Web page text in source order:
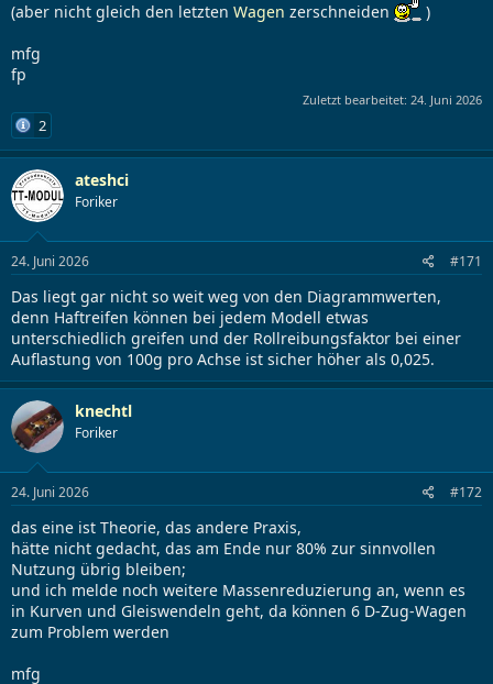
(aber nicht gleich den letzten Wagen zerschneiden
)
mfg
fp
Zuletzt bearbeitet: 24. Juni 2026
2
ateshci
Foriker
24. Juni 2026 #171
Das liegt gar nicht so weit weg von den Diagrammwerten,
denn Haftreifen können bei jedem Modell etwas
unterschiedlich greifen und der Rollreibungsfaktor bei einer
Auflastung von 100g pro Achse ist sicher höher als 0,025.
knechtl
Foriker
24. Juni 2026 #172
das eine ist Theorie, das andere Praxis,
hätte nicht gedacht, das am Ende nur 80% zur sinnvollen
Nutzung übrig bleiben;
und ich melde noch weitere Massenreduzierung an, wenn es
in Kurven und Gleiswendeln geht, da können 6 D-Zug-Wagen
zum Problem werden
mfg